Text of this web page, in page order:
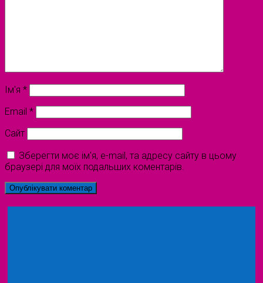
Ім'я *
Email *
Сайт
Зберегти моє ім'я, e-mail, та адресу сайту в цьому
браузері для моїх подальших коментарів.